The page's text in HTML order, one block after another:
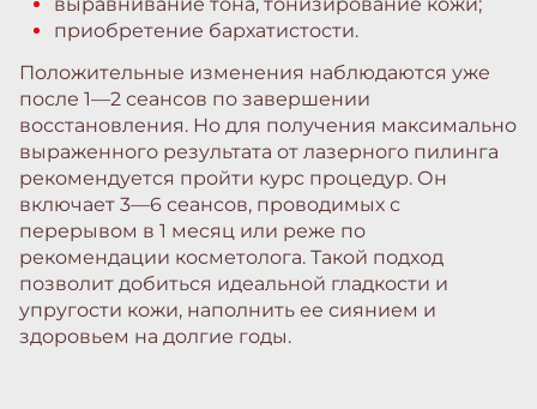
приобретение бархатистости.
Положительные изменения наблюдаются уже
после 1—2 сеансов по завершении
восстановления. Но для получения максимально
выраженного результата от лазерного пилинга
рекомендуется пройти курс процедур. Он
включает 3—6 сеансов, проводимых с
перерывом в 1 месяц или реже по
рекомендации косметолога. Такой подход
позволит добиться идеальной гладкости и
упругости кожи, наполнить ее сиянием и
здоровьем на долгие годы.